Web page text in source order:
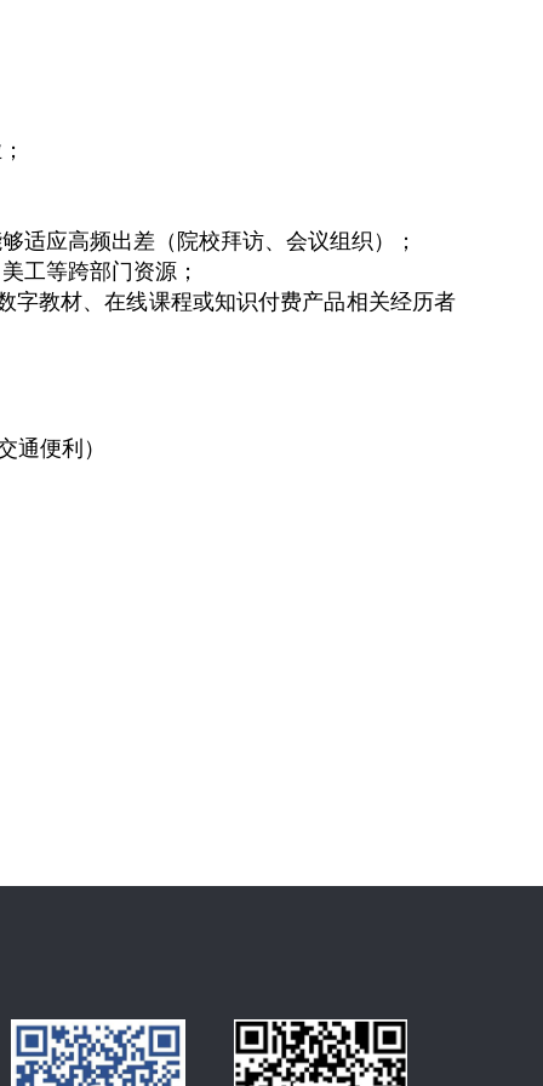
；
适应高频出差（院校拜访、会议组织）；
工等跨部门资源；
字教材、在线课程或知识付费产品相关经历者
通便利）